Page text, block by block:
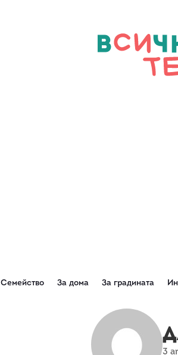
Семейство За дома За градината
3